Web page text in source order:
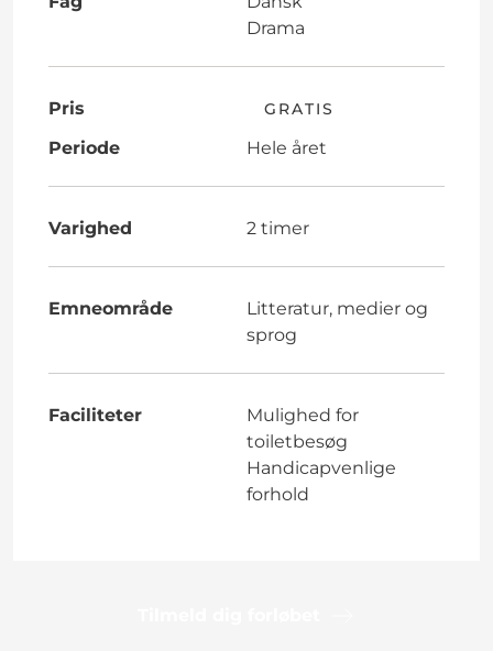
Drama
Pris GRATIS
Periode Hele året
Varighed 2 timer
Emneområde
Litteratur, medier og
sprog
Faciliteter
Mulighed for
toiletbesøg
Handicapvenlige
forhold